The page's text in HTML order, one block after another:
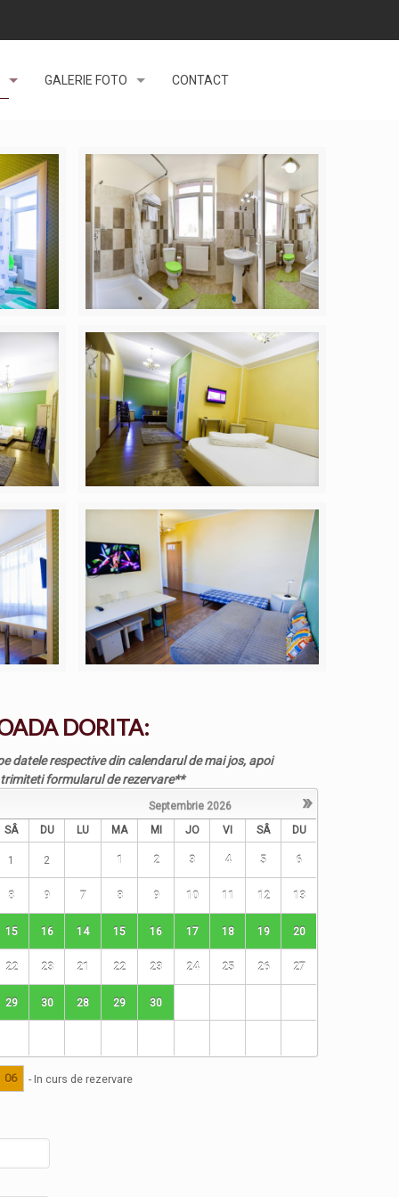
GALERIE FOTO CONTACT
DORITA:
datele respective din calendarul de mai jos, apoi
formularul de rezervare**
»
SÂ DU
1 2
8 9
15 16
22 23
29 30
Septembrie 2026
LU
MA MI JO VI SÂ DU
1 2 3 4 5 6
7 8 9 10 11 12 13
14 15 16 17 18 19 20
21 22 23 24 25 26 27
28 29 30
06 - In curs de rezervare